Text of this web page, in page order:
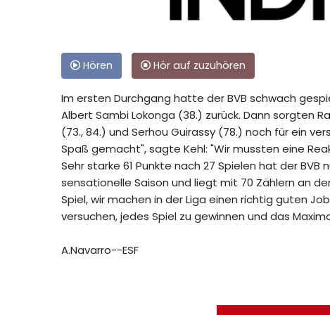
Hören Hör auf zuzuhören
Im ersten Durchgang hatte der BVB schwach
Albert Sambi Lokonga (38.) zurück. Dann sorgten
(73., 84.) und Serhou Guirassy (78.) noch für ein
Spaß gemacht", sagte Kehl: "Wir mussten eine
Sehr starke 61 Punkte nach 27 Spielen hat der
sensationelle Saison und liegt mit 70 Zählern an
Spiel, wir machen in der Liga einen richtig guten
versuchen, jedes Spiel zu gewinnen und das
A.Navarro--ESF